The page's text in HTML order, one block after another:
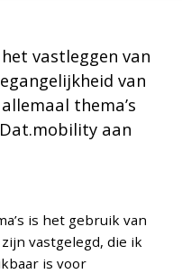
vastleggen van
van
thema’s
aan
is het gebruik van
vastgelegd, die ik
is voor